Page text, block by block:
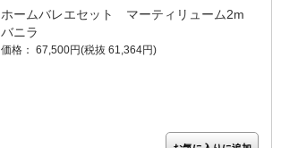
ホームバレエセット マーティリューム2m
バニラ
価格： 67,500円(税抜 61,364円)